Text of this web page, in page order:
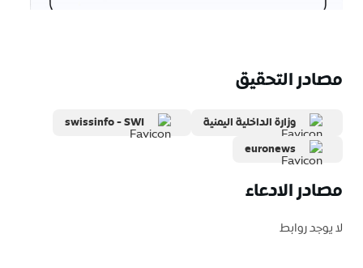
مصادر التحقيق
وزارة الداخلية اليمنية
swissinfo - SWI
euronews
مصادر الادعاء
لا يوجد روابط